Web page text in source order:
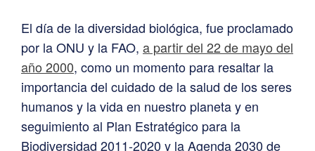
El día de la diversidad biológica, fue proclamado
por la ONU y la FAO, a partir del 22 de mayo del
año 2000, como un momento para resaltar la
importancia del cuidado de la salud de los seres
humanos y la vida en nuestro planeta y en
seguimiento al Plan Estratégico para la
Biodiversidad 2011-2020 y la Agenda 2030 de